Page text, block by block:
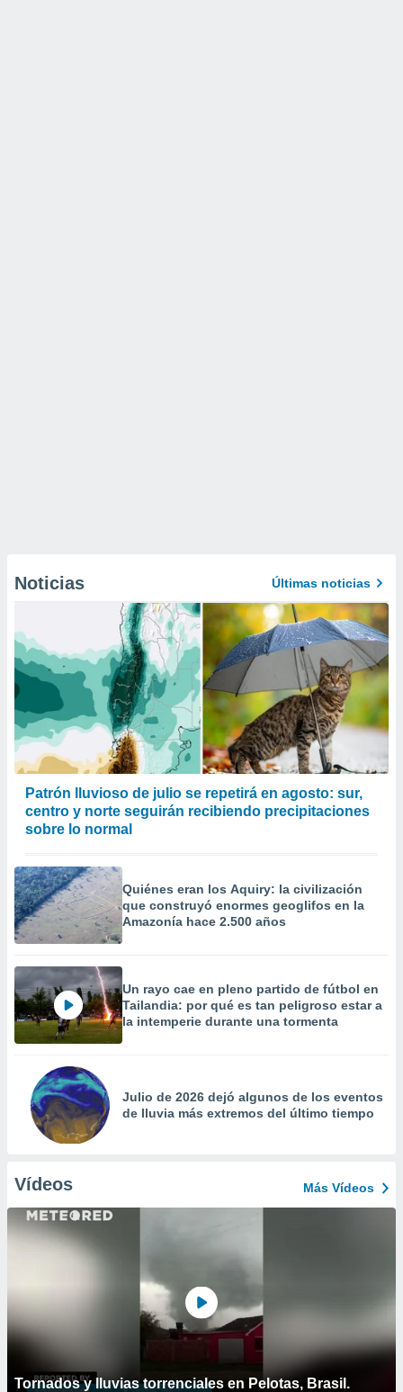
Noticias Últimas noticias
Patrón lluvioso de julio se repetirá en agosto: sur,
centro y norte seguirán recibiendo precipitaciones
sobre lo normal
Quiénes eran los Aquiry: la civilización
que construyó enormes geoglifos en la
Amazonía hace 2.500 años
Un rayo cae en pleno partido de fútbol en
Tailandia: por qué es tan peligroso estar a
la intemperie durante una tormenta
Julio de 2026 dejó algunos de los eventos
de lluvia más extremos del último tiempo
Vídeos Más Vídeos
Tornados y lluvias torrenciales en Pelotas, Brasil.